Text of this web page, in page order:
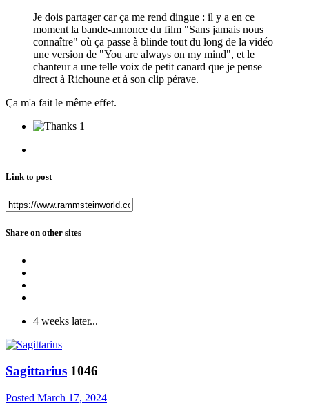
Je dois partager car ça me rend dingue : il y a en ce
moment la bande-annonce du film "Sans jamais nous
connaître" où ça passe à blinde tout du long de la vidéo
une version de "You are always on my mind", et le
chanteur a une telle voix de petit canard que je pense
direct à Richoune et à son clip pérave.
Ça m'a fait le même effet.
1
Link to post
Share on other sites
4 weeks later...
Sagittarius 1046
Posted March 17, 2024